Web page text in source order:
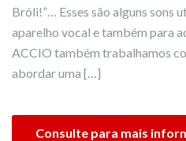
Bróli!”… Esses são alguns sons
aparelho vocal e também para
ACCIO também trabalhamos
abordar uma […]
Consulte para mais